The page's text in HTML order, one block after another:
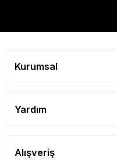
Kurumsal
Yardım
Alışveriş